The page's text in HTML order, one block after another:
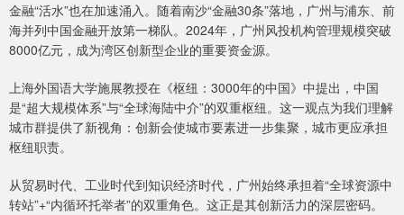
金融“活水”也在加速涌入。随着南沙“金融30条”落地，广州与浦东、前
海并列中国金融开放第一梯队。2024年，广州风投机构管理规模突破
8000亿元，成为湾区创新型企业的重要资金源。
上海外国语大学施展教授在《枢纽：3000年的中国》中提出，中国
是“超大规模体系”与“全球海陆中介”的双重枢纽。这一观点为我们理解
城市群提供了新视角：创新会使城市要素进一步集聚，城市更应承担
枢纽职责。
从贸易时代、工业时代到知识经济时代，广州始终承担着“全球资源中
转站”+“内循环托举者”的双重角色。这正是其创新活力的深层密码。